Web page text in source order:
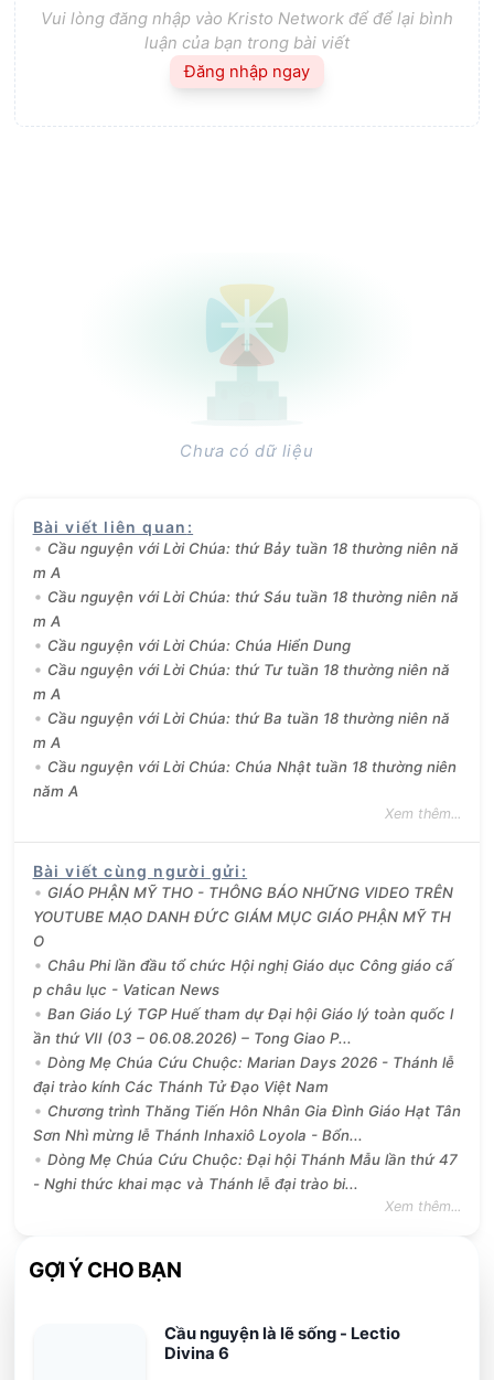
Vui lòng đăng nhập vào Kristo Network để để lại bình
luận của bạn trong bài viết
Đăng nhập ngay
Chưa có dữ liệu
Bài viết liên quan :
Cầu nguyện với Lời Chúa: thứ Bảy tuần 18 thường niên nă
m A
Cầu nguyện với Lời Chúa: thứ Sáu tuần 18 thường niên nă
m A
Cầu nguyện với Lời Chúa: Chúa Hiển Dung
Cầu nguyện với Lời Chúa: thứ Tư tuần 18 thường niên nă
m A
Cầu nguyện với Lời Chúa: thứ Ba tuần 18 thường niên nă
m A
Cầu nguyện với Lời Chúa: Chúa Nhật tuần 18 thường niên
năm A
Xem thêm...
Bài viết cùng người gửi :
GIÁO PHẬN MỸ THO - THÔNG BÁO NHỮNG VIDEO TRÊN
YOUTUBE MẠO DANH ĐỨC GIÁM MỤC GIÁO PHẬN MỸ TH
O
Châu Phi lần đầu tổ chức Hội nghị Giáo dục Công giáo cấ
p châu lục - Vatican News
Ban Giáo Lý TGP Huế tham dự Đại hội Giáo lý toàn quốc l
ần thứ VII (03 – 06.08.2026) – Tong Giao P...
Dòng Mẹ Chúa Cứu Chuộc: Marian Days 2026 - Thánh lễ
đại trào kính Các Thánh Tử Đạo Việt Nam
Chương trình Thăng Tiến Hôn Nhân Gia Đình Giáo Hạt Tân
Sơn Nhì mừng lễ Thánh Inhaxiô Loyola - Bổn...
Dòng Mẹ Chúa Cứu Chuộc: Đại hội Thánh Mẫu lần thứ 47
- Nghi thức khai mạc và Thánh lễ đại trào bi...
Xem thêm...
GỢI Ý CHO BẠN
Cầu nguyện là lẽ sống - Lectio
Divina 6